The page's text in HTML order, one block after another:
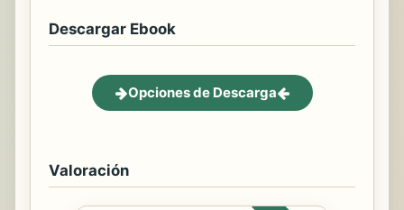
Descargar Ebook
Opciones de Descarga
Valoración